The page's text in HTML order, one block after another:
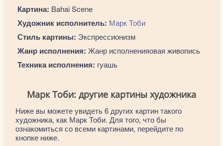
Картина: Bahai Scene
Художник исполнитель: Марк Тоби
Стиль картины: Экспрессионизм
Жанр исполнения: Жанр исполненияовая живопись
Техника исполнения: гуашь
Марк Тоби: другие картины художника
Ниже вы можете увидеть 6 других картин такого
художника, как Марк Тоби. Для того, что бы
ознакомиться со всеми картинами, перейдите по
кнопке ниже.